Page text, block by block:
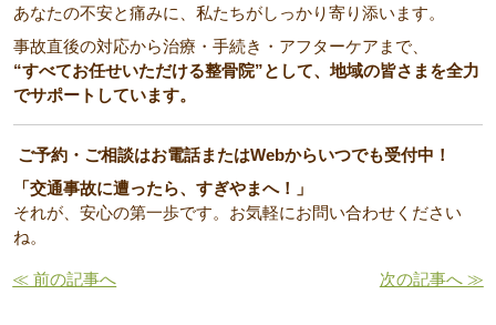
あなたの不安と痛みに、私たちがしっかり寄り添います。
事故直後の対応から治療・手続き・アフターケアまで、
“すべてお任せいただける整骨院”として、地域の皆さまを全力
でサポートしています。
ご予約・ご相談はお電話またはWebからいつでも受付中！
「交通事故に遭ったら、すぎやまへ！」
それが、安心の第一歩です。お気軽にお問い合わせください
ね。
≪ 前の記事へ 次の記事へ ≫